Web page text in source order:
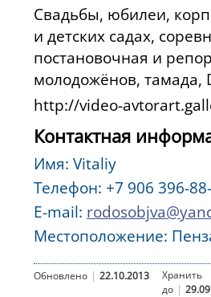
Свадьбы, юбилеи,
и детских садах,
постановочная и
молодожёнов, тамада,
http://video-
Контактная
Имя: Vitaliy
Телефон: +7 906 396-
E-mail:
Местоположение:
Обновлено | 22.10.2013
Хранить
до |